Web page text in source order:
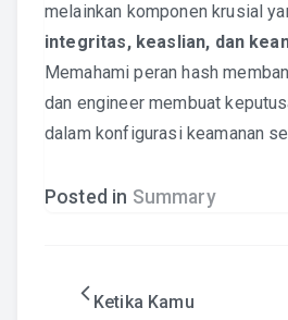
melainkan komponen krusial
integritas, keaslian, dan
Memahami peran hash
dan engineer membuat
dalam konfigurasi keamanan
Posted in Summary
Post Ketika Kamu